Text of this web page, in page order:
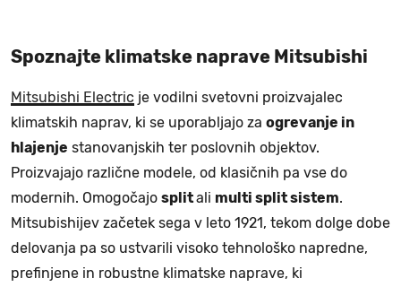
Spoznajte klimatske naprave Mitsubishi
Mitsubishi Electric je vodilni svetovni proizvajalec
klimatskih naprav, ki se uporabljajo za ogrevanje in
hlajenje stanovanjskih ter poslovnih objektov.
Proizvajajo različne modele, od klasičnih pa vse do
modernih. Omogočajo splitali multi split sistem.
Mitsubishijev začetek sega v leto 1921, tekom dolge dobe
delovanja pa so ustvarili visoko tehnološko napredne,
prefinjene in robustne klimatske naprave, ki